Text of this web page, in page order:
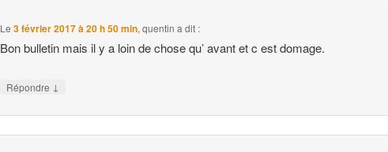
Le3 février 2017 à 20 h 50 min,quentin a dit :
Bon bulletin mais il y a loin de chose qu’ avant et c est domage.
Répondre ↓